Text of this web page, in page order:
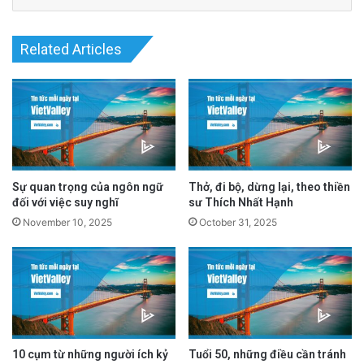
advertisement
Lớn lên trong một gia đình mà cả cha và mẹ
đều không làm công việc truyền thống trong
doanh nghiệp, Wilding phải tự mình tìm hiểu
Related Articles
Sự quan trọng của ngôn ngữ
đối với việc suy nghĩ
November 10, 2025
Thở, đi bộ, dừng lại, theo thiền
sư Thích Nhất Hạnh
October 31, 2025
10 cụm từ những người ích kỷ
Tuổi 50, những điều cần tránh